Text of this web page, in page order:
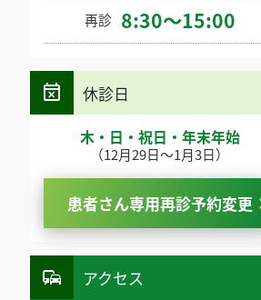
再診 8:30～15:00
休診日
木・日・祝日・年末年始
（12月29日～1月3日）
患者さん専用再診予約変更
アクセス